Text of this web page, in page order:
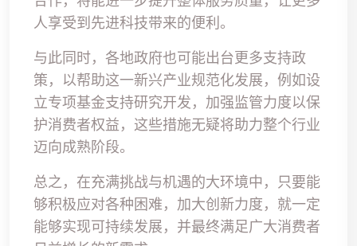
人享受到先进科技带来的便利。
与此同时，各地政府也可能出台更多支持政
策，以帮助这一新兴产业规范化发展，例如设
立专项基金支持研究开发，加强监管力度以保
护消费者权益，这些措施无疑将助力整个行业
迈向成熟阶段。
总之，在充满挑战与机遇的大环境中，只要能
够积极应对各种困难，加大创新力度，就一定
能够实现可持续发展，并最终满足广大消费者